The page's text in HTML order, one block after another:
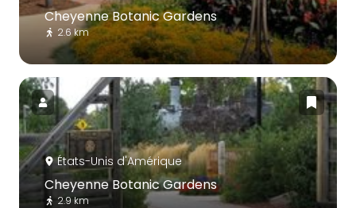
Cheyenne Botanic Gardens
2.6 km
États-Unis d'Amérique
Cheyenne Botanic Gardens
2.9 km